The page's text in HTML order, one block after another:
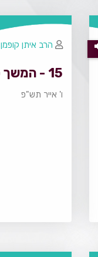
15 - המשך פרק חמישי
ו' אייר תש"פ
הרב איתן קופמן